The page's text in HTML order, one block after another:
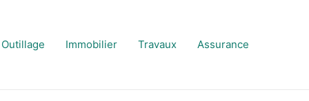
Outillage Immobilier Travaux Assurance